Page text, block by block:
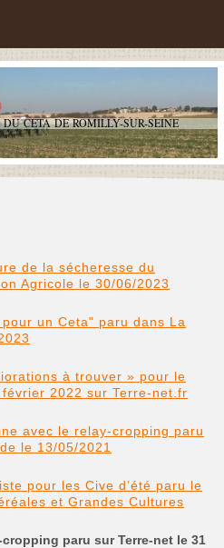
CETA DE ROMILLY-SUR-SEINE
de la sécheresse du
Agricole le 30/06/2023
un Ceta" paru dans La
à trouver » pour le
2022 sur Terre-net.fr
avec le relay-cropping paru
le 13/05/2021
pour les Cive d’été paru le
et Grandes Cultures
paru sur Terre-net le 31